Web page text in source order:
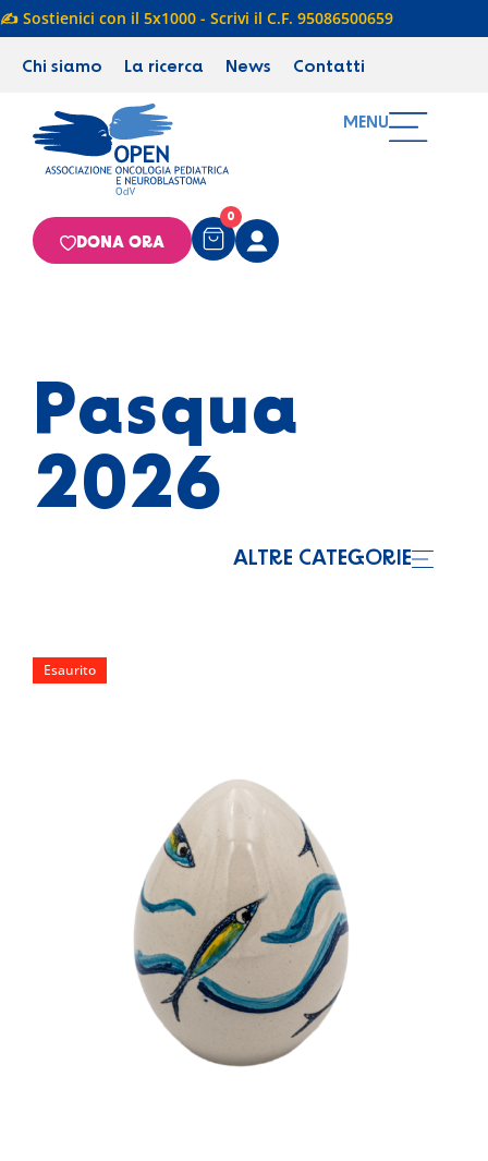
✍️ Sostienici con il 5x1000 - Scrivi il C.F. 95086500659
Chi siamo La ricerca News Contatti
MENU
0
DONA ORA
Pasqua
2026
ALTRE CATEGORIE
Esaurito